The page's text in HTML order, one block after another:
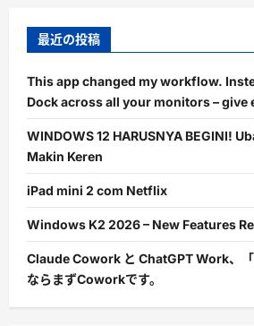
最近の投稿
This app changed my workflow.
Dock across all your monitors – give
WINDOWS 12 HARUSNYA BEGINI!
Makin Keren
iPad mini 2 com Netflix
Windows K2 2026 – New Features
Claude Cowork と ChatGPT Work、
ならまずCoworkです。